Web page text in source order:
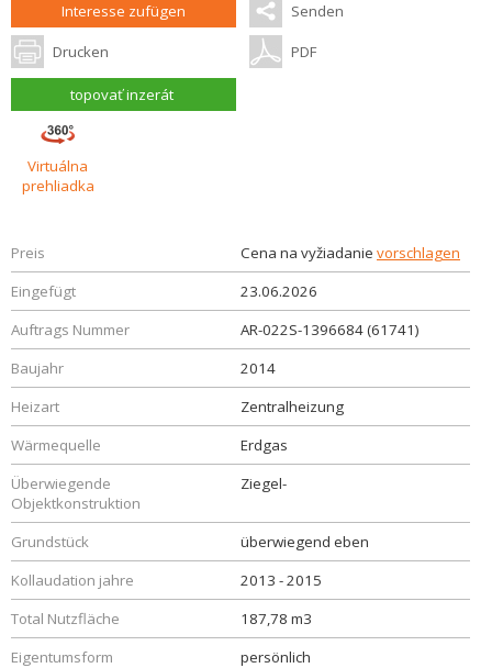
Interesse zufügen Senden
Drucken PDF
topovať inzerát
Virtuálna
prehliadka
Preis Cena na vyžiadanie vorschlagen
Eingefügt
23.06.2026
Auftrags Nummer
AR-022S-1396684 (61741)
Baujahr
2014
Heizart
Zentralheizung
Wärmequelle
Erdgas
Überwiegende
Objektkonstruktion
Ziegel-
Grundstück
überwiegend eben
Kollaudation jahre
2013 - 2015
Total Nutzfläche
187,78 m3
Eigentumsform
persönlich